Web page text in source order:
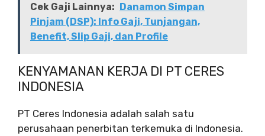
Cek Gaji Lainnya: Danamon Simpan
Pinjam (DSP): Info Gaji, Tunjangan,
Benefit, Slip Gaji, dan Profile
KENYAMANAN KERJA DI PT CERES
INDONESIA
PT Ceres Indonesia adalah salah satu
perusahaan penerbitan terkemuka di Indonesia.